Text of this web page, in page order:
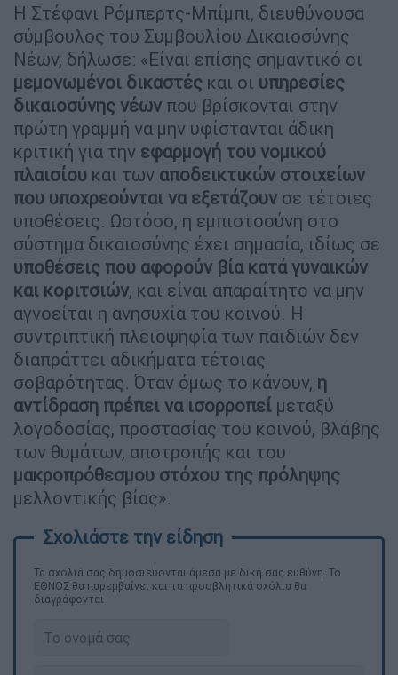
Η Στέφανι Ρόμπερτς-Μπίμπι, διευθύνουσα
σύμβουλος του Συμβουλίου Δικαιοσύνης
Νέων, δήλωσε: «Είναι επίσης σημαντικό οι
μεμονωμένοι δικαστές και οι υπηρεσίες
δικαιοσύνης νέων που βρίσκονται στην
πρώτη γραμμή να μην υφίστανται άδικη
κριτική για την εφαρμογή του νομικού
πλαισίου και των αποδεικτικών στοιχείων
που υποχρεούνται να εξετάζουν σε τέτοιες
υποθέσεις. Ωστόσο, η εμπιστοσύνη στο
σύστημα δικαιοσύνης έχει σημασία, ιδίως σε
υποθέσεις που αφορούν βία κατά γυναικών
και κοριτσιών, και είναι απαραίτητο να μην
αγνοείται η ανησυχία του κοινού. Η
συντριπτική πλειοψηφία των παιδιών δεν
διαπράττει αδικήματα τέτοιας
σοβαρότητας. Όταν όμως το κάνουν, η
αντίδραση πρέπει να ισορροπεί μεταξύ
λογοδοσίας, προστασίας του κοινού, βλάβης
των θυμάτων, αποτροπής και του
μακροπρόθεσμου στόχου της πρόληψης
μελλοντικής βίας».
Τα σχολιά σας δημοσιεύονται άμεσα με δική σας ευθύνη. Το
ΕΘΝΟΣ θα παρεμβαίνει και τα προσβλητικά σχόλια θα
διαγράφονται